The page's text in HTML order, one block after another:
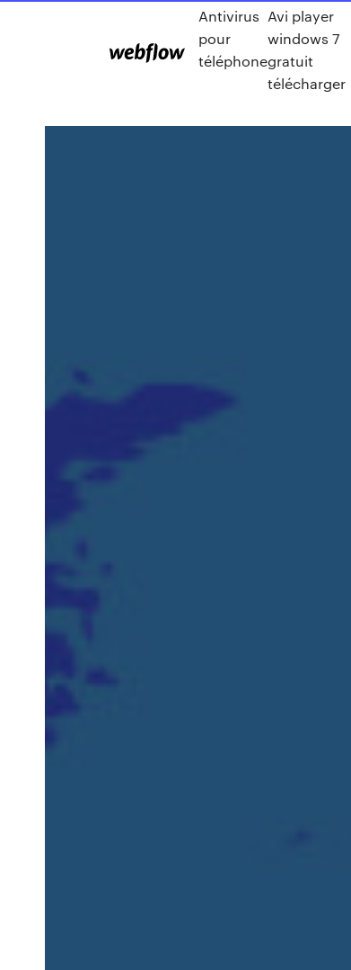
Antivirus
pour
téléphone
Avi player
windows 7
gratuit
télécharger